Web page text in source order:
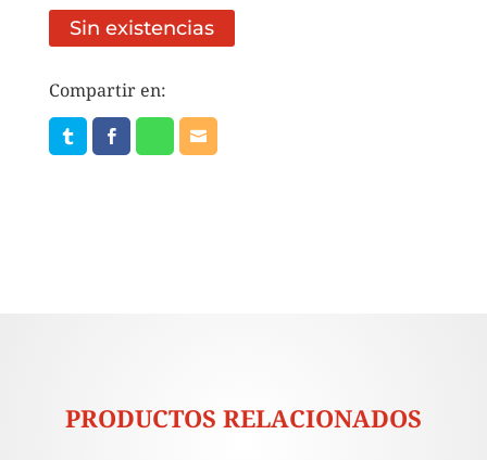
Sin existencias
Compartir en:
PRODUCTOS RELACIONADOS